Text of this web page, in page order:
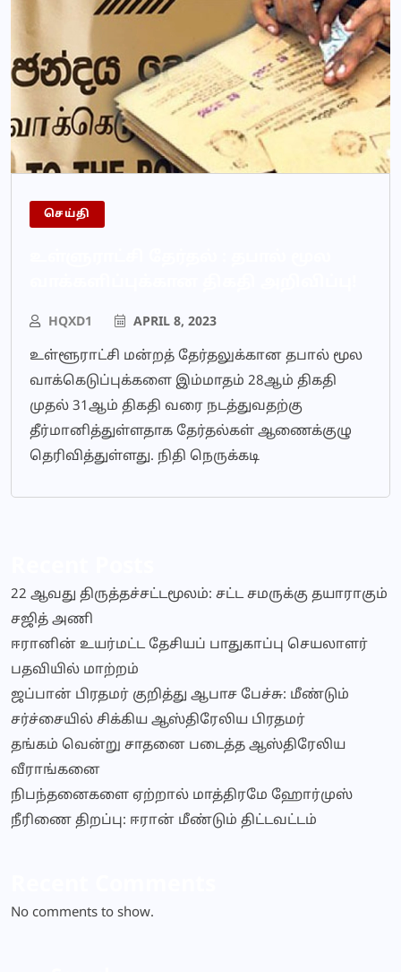
செய்தி
HQXD1 APRIL 8, 2023
உள்ளூராட்சி மன்றத் தேர்தலுக்கான தபால் மூல
வாக்கெடுப்புக்களை இம்மாதம் 28ஆம் திகதி
முதல் 31ஆம் திகதி வரை நடத்துவதற்கு
தீர்மானித்துள்ளதாக தேர்தல்கள் ஆணைக்குழு
தெரிவித்துள்ளது. நிதி நெருக்கடி
22 ஆவது திருத்தச்சட்டமூலம்: சட்ட சமருக்கு தயாராகும்
சஜித் அணி
ஈரானின் உயர்மட்ட தேசியப் பாதுகாப்பு செயலாளர்
பதவியில் மாற்றம்
ஜப்பான் பிரதமர் குறித்து ஆபாச பேச்சு: மீண்டும்
சர்ச்சையில் சிக்கிய ஆஸ்திரேலிய பிரதமர்
தங்கம் வென்று சாதனை படைத்த ஆஸ்திரேலிய
வீராங்கனை
நிபந்தனைகளை ஏற்றால் மாத்திரமே ஹோர்முஸ்
நீரிணை திறப்பு: ஈரான் மீண்டும் திட்டவட்டம்
No comments to show.